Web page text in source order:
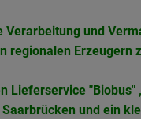
und
Erzeugern
"Biobus"
und ein